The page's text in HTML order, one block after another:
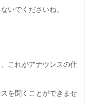
いでくださいね。
これがアナウンスの仕
を聞くことができませ